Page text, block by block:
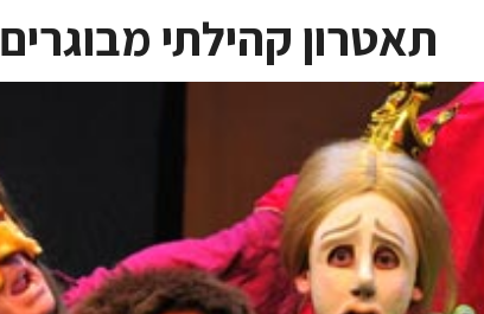
תאטרון קהילתי מבוגרים